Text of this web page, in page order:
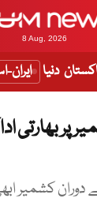
8 Aug, 2026
دنیا
پر بھارتی
دوران کشمیر